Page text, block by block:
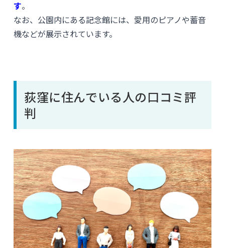
す。
なお、公園内にある記念館には、愛用のピアノや蓄音
機などが展示されています。
荻窪に住んでいる人の口コミ評
判